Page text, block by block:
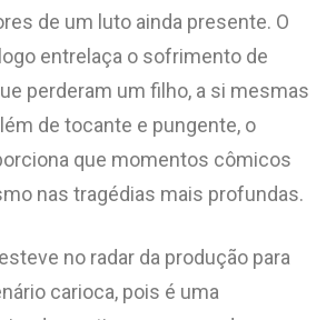
de um luto ainda presente. O
entrelaça o sofrimento de
perderam um filho, a si mesmas
de tocante e pungente, o
que momentos cômicos
nas tragédias mais profundas.
no radar da produção para
carioca, pois é uma